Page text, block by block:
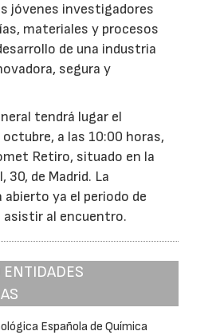
jóvenes investigadores
materiales y procesos
de una industria
segura y
tendrá lugar el
a las 10:00 horas,
Retiro, situado en la
30, de Madrid. La
ya el periodo de
asistir al encuentro.
ENTIDADES
Española de Química